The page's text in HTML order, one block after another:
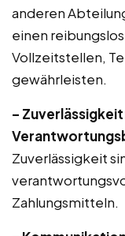
anderen
einen
Vollzeitstellen,
gewährleisten.
–
Zuverlässigkeit
Zahlungsmitteln.